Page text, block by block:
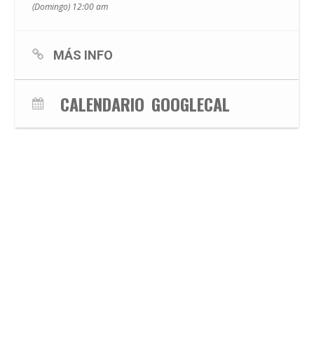
(Domingo) 12:00 am
MÁS INFO
CALENDARIO GOOGLECAL